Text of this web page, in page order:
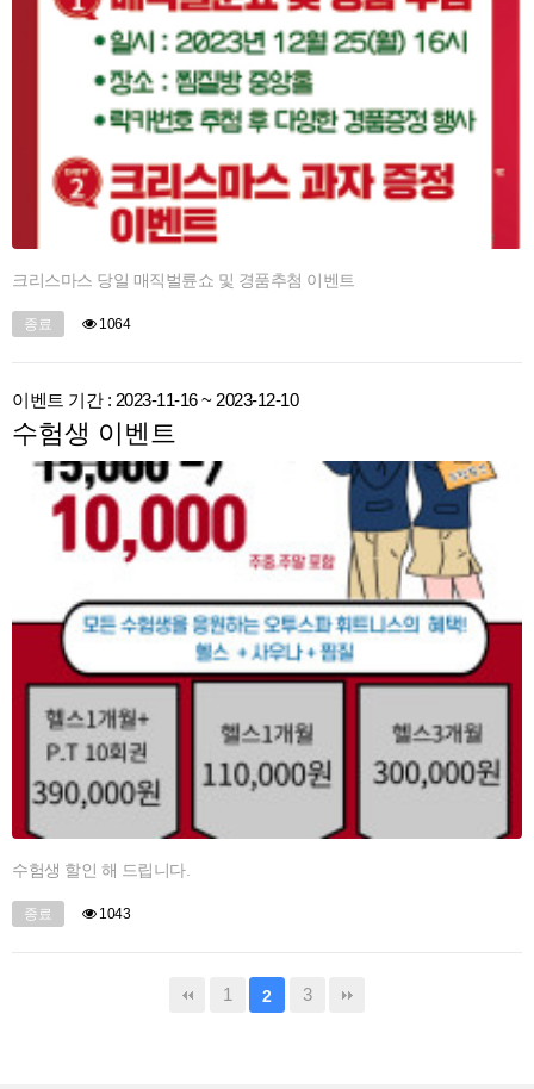
크리스마스 당일 매직벌륜쇼 및 경품추첨 이벤트
종료 1064
이벤트 기간 : 2023-11-16 ~ 2023-12-10
수험생 이벤트
수험생 할인 해 드립니다.
종료 1043
1 2 3